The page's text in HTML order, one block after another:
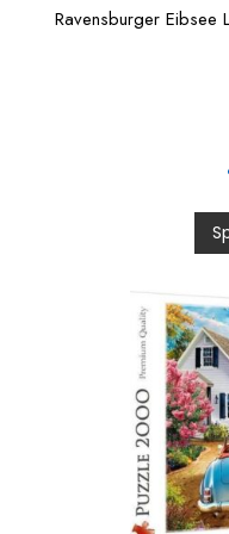
Ravensburger Eibsee